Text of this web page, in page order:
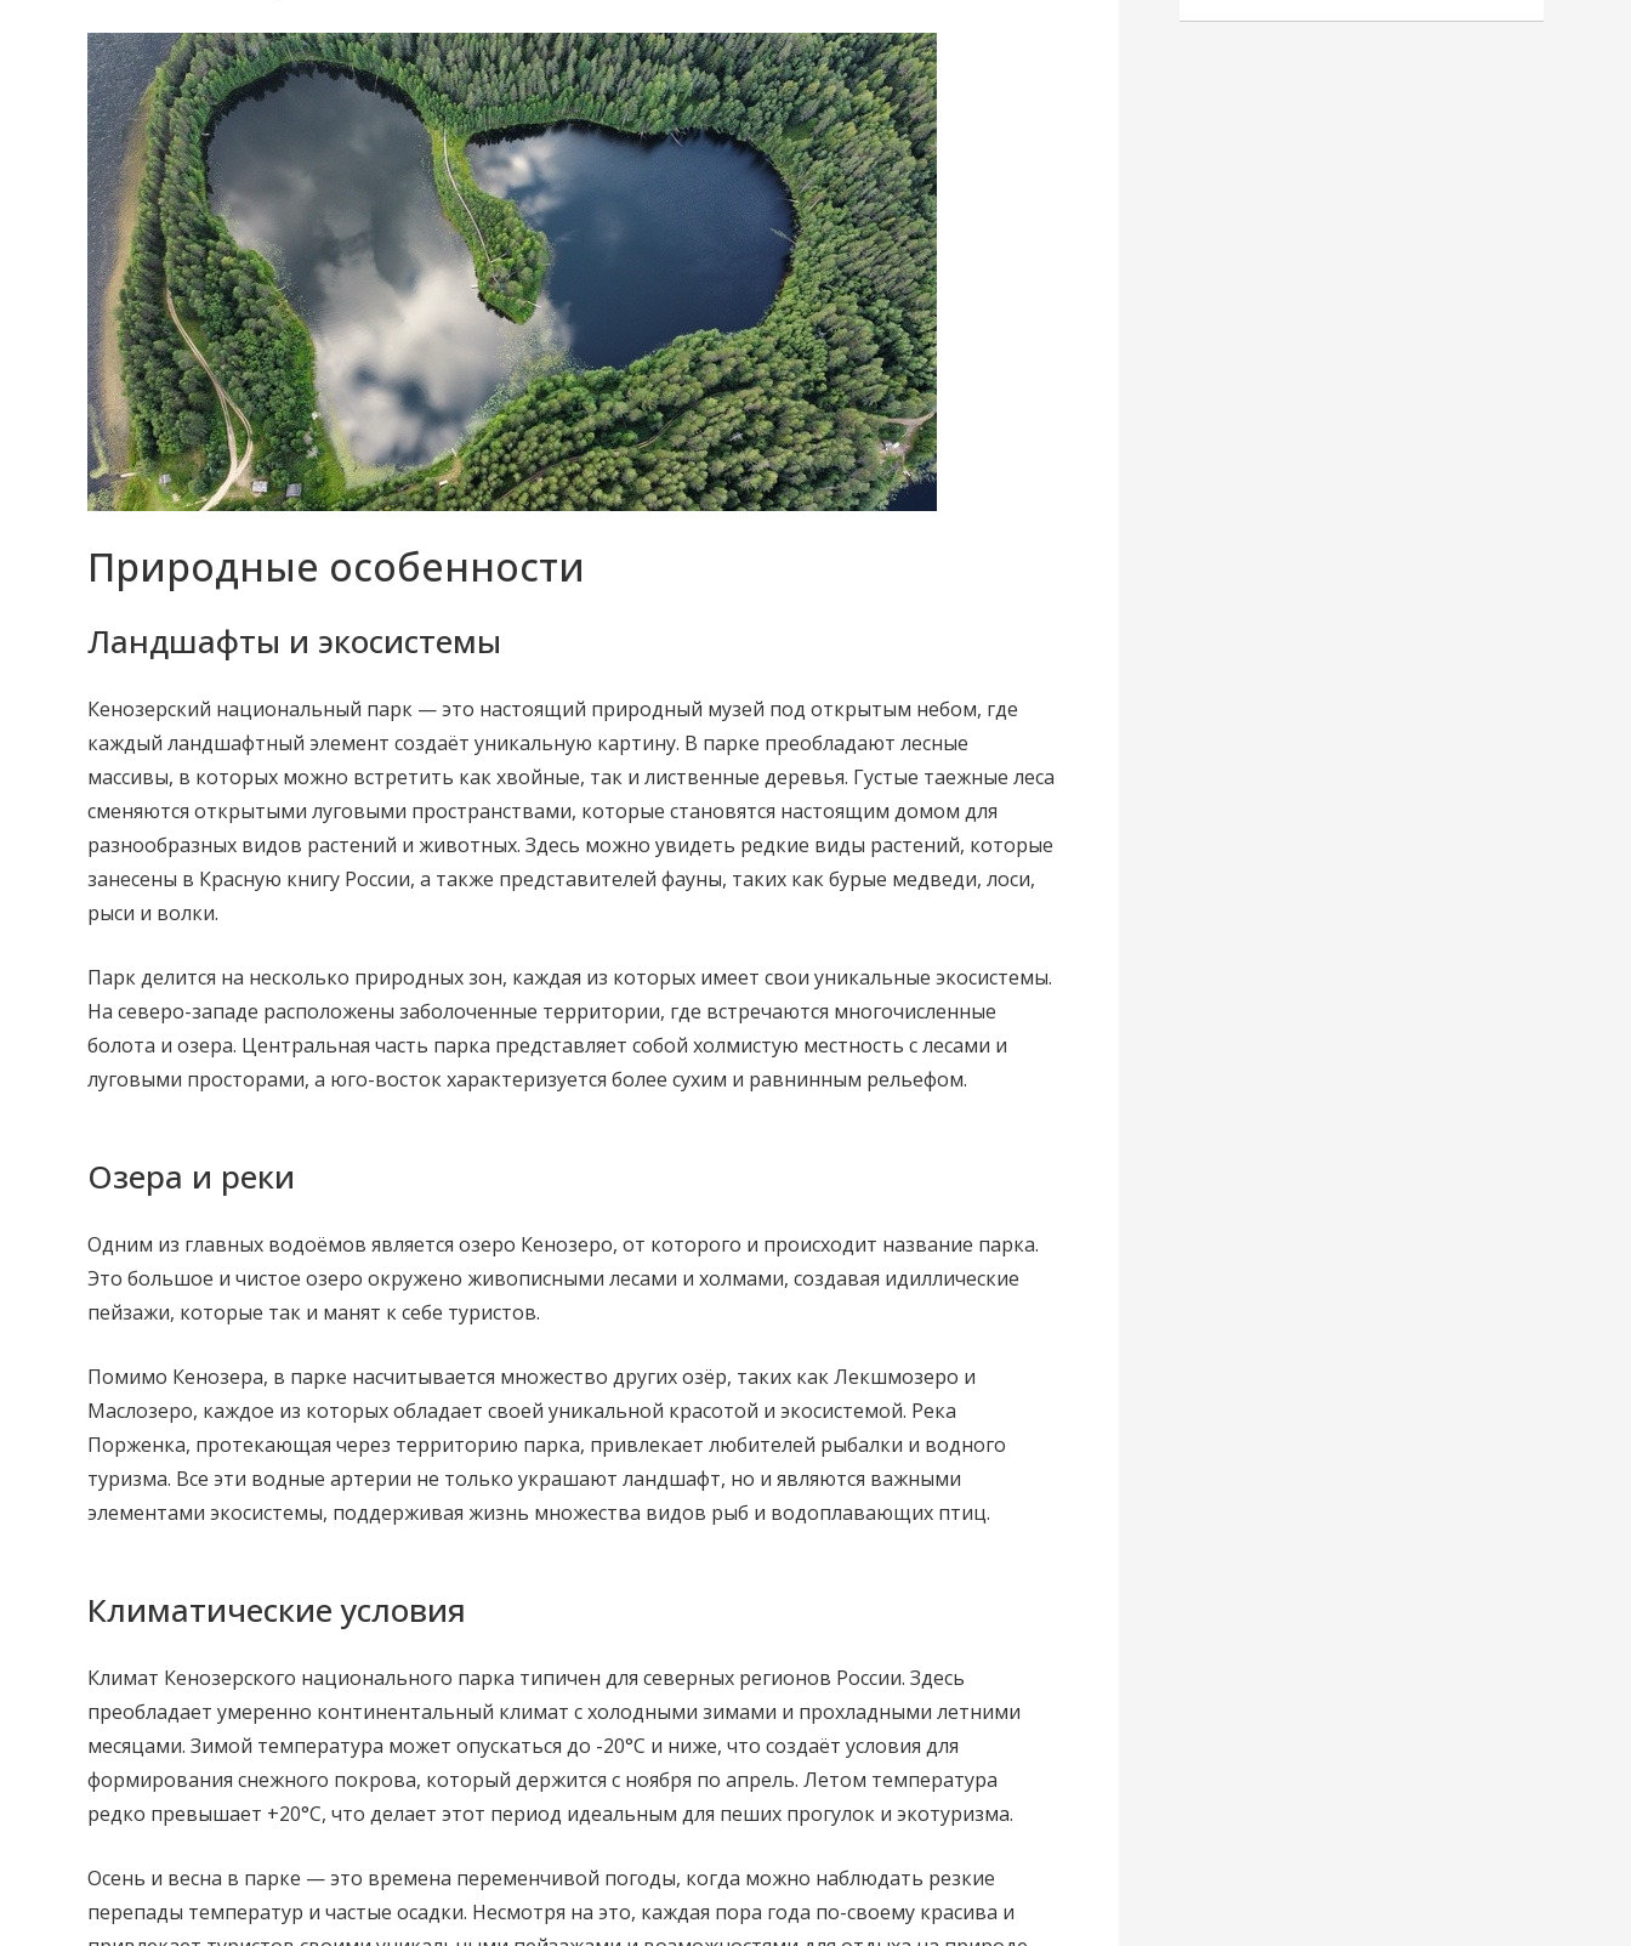
Природные особенности
Ландшафты и экосистемы
Кенозерский национальный парк — это настоящий природный музей под открытым небом, где
каждый ландшафтный элемент создаёт уникальную картину. В парке преобладают лесные
массивы, в которых можно встретить как хвойные, так и лиственные деревья. Густые таежные леса
сменяются открытыми луговыми пространствами, которые становятся настоящим домом для
разнообразных видов растений и животных. Здесь можно увидеть редкие виды растений, которые
занесены в Красную книгу России, а также представителей фауны, таких как бурые медведи, лоси,
рыси и волки.
Парк делится на несколько природных зон, каждая из которых имеет свои уникальные экосистемы.
На северо-западе расположены заболоченные территории, где встречаются многочисленные
болота и озера. Центральная часть парка представляет собой холмистую местность с лесами и
луговыми просторами, а юго-восток характеризуется более сухим и равнинным рельефом.
Озера и реки
Одним из главных водоёмов является озеро Кенозеро, от которого и происходит название парка.
Это большое и чистое озеро окружено живописными лесами и холмами, создавая идиллические
пейзажи, которые так и манят к себе туристов.
Помимо Кенозера, в парке насчитывается множество других озёр, таких как Лекшмозеро и
Маслозеро, каждое из которых обладает своей уникальной красотой и экосистемой. Река
Порженка, протекающая через территорию парка, привлекает любителей рыбалки и водного
туризма. Все эти водные артерии не только украшают ландшафт, но и являются важными
элементами экосистемы, поддерживая жизнь множества видов рыб и водоплавающих птиц.
Климатические условия
Климат Кенозерского национального парка типичен для северных регионов России. Здесь
преобладает умеренно континентальный климат с холодными зимами и прохладными летними
месяцами. Зимой температура может опускаться до -20°C и ниже, что создаёт условия для
формирования снежного покрова, который держится с ноября по апрель. Летом температура
редко превышает +20°C, что делает этот период идеальным для пеших прогулок и экотуризма.
Осень и весна в парке — это времена переменчивой погоды, когда можно наблюдать резкие
перепады температур и частые осадки. Несмотря на это, каждая пора года по-своему красива и